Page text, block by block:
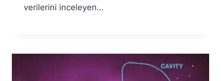
verilerini inceleyen…